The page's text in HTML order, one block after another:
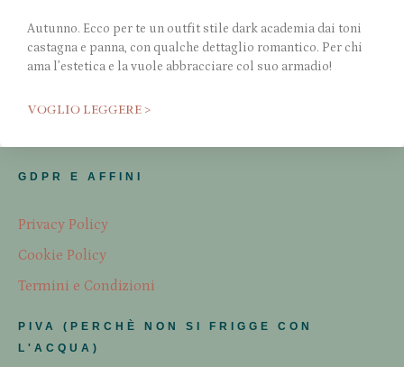
Autunno. Ecco per te un outfit stile dark academia dai toni
castagna e panna, con qualche dettaglio romantico. Per chi
ama l’estetica e la vuole abbracciare col suo armadio!
VOGLIO LEGGERE >
GDPR E AFFINI
Privacy Policy
Cookie Policy
Termini e Condizioni
PIVA (PERCHÈ NON SI FRIGGE CON
L'ACQUA)